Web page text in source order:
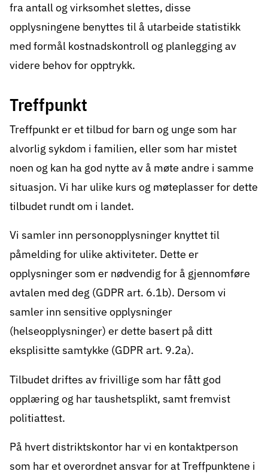
fra antall og virksomhet slettes, disse
opplysningene benyttes til å utarbeide statistikk
med formål kostnadskontroll og planlegging av
videre behov for opptrykk.
Treffpunkt
Treffpunkt er et tilbud for barn og unge som har
alvorlig sykdom i familien, eller som har mistet
noen og kan ha god nytte av å møte andre i samme
situasjon. Vi har ulike kurs og møteplasser for dette
tilbudet rundt om i landet.
Vi samler inn personopplysninger knyttet til
påmelding for ulike aktiviteter. Dette er
opplysninger som er nødvendig for å gjennomføre
avtalen med deg (GDPR art. 6.1b). Dersom vi
samler inn sensitive opplysninger
(helseopplysninger) er dette basert på ditt
eksplisitte samtykke (GDPR art. 9.2a).
Tilbudet driftes av frivillige som har fått god
opplæring og har taushetsplikt, samt fremvist
politiattest.
På hvert distriktskontor har vi en kontaktperson
som har et overordnet ansvar for at Treffpunktene i